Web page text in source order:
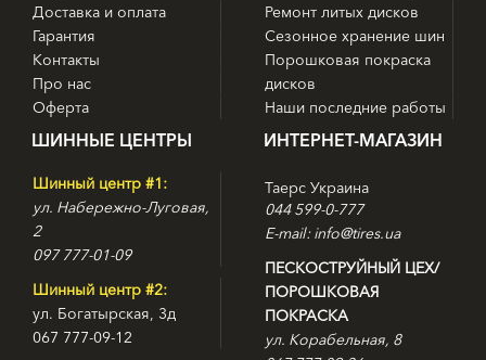
Доставка и оплата
Гарантия
Контакты
Про нас
Оферта
Ремонт литых дисков
Сезонное хранение шин
Порошковая покраска
дисков
Наши последние работы
ШИННЫЕ ЦЕНТРЫ
Шинный центр #1:
ул. Набережно-Луговая,
2
097 777-01-09
Шинный центр #2:
ул. Богатырская, 3д
067 777-09-12
ИНТЕРНЕТ-МАГАЗИН
Таерс Украина
044 599-0-777
E-mail: info@tires.ua
ПЕСКОСТРУЙНЫЙ ЦЕХ/
ПОРОШКОВАЯ
ПОКРАСКА
ул. Корабельная, 8